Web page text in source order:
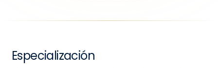
Especialización